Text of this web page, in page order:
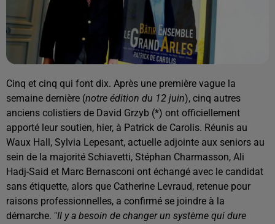
Cinq et cinq qui font dix. Après une première vague la
semaine dernière (notre édition du 12 juin), cinq autres
anciens colistiers de David Grzyb (*) ont officiellement
apporté leur soutien, hier, à Patrick de Carolis. Réunis au
Waux Hall, Sylvia Lepesant, actuelle adjointe aux seniors au
sein de la majorité Schiavetti, Stéphan Charmasson, Ali
Hadj-Said et Marc Bernasconi ont échangé avec le candidat
sans étiquette, alors que Catherine Levraud, retenue pour
raisons professionnelles, a confirmé se joindre à la
démarche. "Il y a besoin de changer un système qui dure